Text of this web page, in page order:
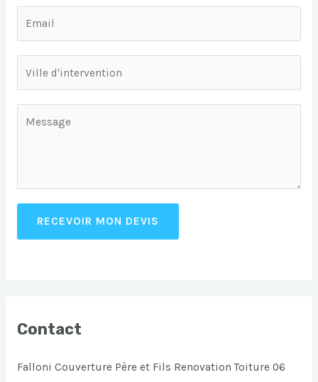
RECEVOIR MON DEVIS
Contact
Falloni Couverture Père et Fils Renovation Toiture 06